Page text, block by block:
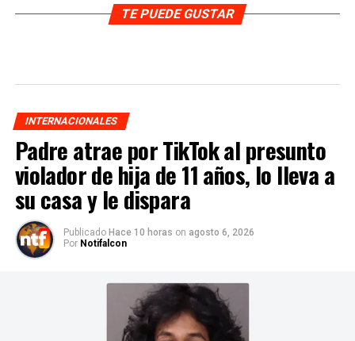
TE PUEDE GUSTAR
INTERNACIONALES
Padre atrae por TikTok al presunto
violador de hija de 11 años, lo lleva a
su casa y le dispara
Publicado Hace 10 horas on agosto 6, 2026
Por Notifalcon